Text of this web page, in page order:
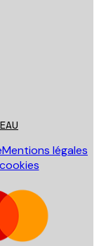
Mentions légales